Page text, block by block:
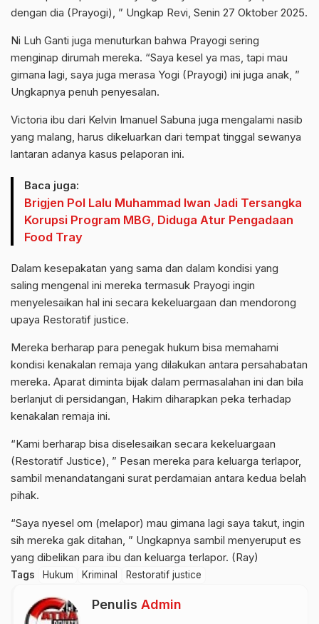
dengan dia (Prayogi), ” Ungkap Revi, Senin 27 Oktober 2025.
Ni Luh Ganti juga menuturkan bahwa Prayogi sering
menginap dirumah mereka. “Saya kesel ya mas, tapi mau
gimana lagi, saya juga merasa Yogi (Prayogi) ini juga anak, ”
Ungkapnya penuh penyesalan.
Victoria ibu dari Kelvin Imanuel Sabuna juga mengalami nasib
yang malang, harus dikeluarkan dari tempat tinggal sewanya
lantaran adanya kasus pelaporan ini.
Baca juga:
Brigjen Pol Lalu Muhammad Iwan Jadi Tersangka
Korupsi Program MBG, Diduga Atur Pengadaan
Food Tray
Dalam kesepakatan yang sama dan dalam kondisi yang
saling mengenal ini mereka termasuk Prayogi ingin
menyelesaikan hal ini secara kekeluargaan dan mendorong
upaya Restoratif justice.
Mereka berharap para penegak hukum bisa memahami
kondisi kenakalan remaja yang dilakukan antara persahabatan
mereka. Aparat diminta bijak dalam permasalahan ini dan bila
berlanjut di persidangan, Hakim diharapkan peka terhadap
kenakalan remaja ini.
“Kami berharap bisa diselesaikan secara kekeluargaan
(Restoratif Justice), ” Pesan mereka para keluarga terlapor,
sambil menandatangani surat perdamaian antara kedua belah
pihak.
“Saya nyesel om (melapor) mau gimana lagi saya takut, ingin
sih mereka gak ditahan, ” Ungkapnya sambil menyeruput es
yang dibelikan para ibu dan keluarga terlapor. (Ray)
Tags Hukum Kriminal Restoratif justice
Penulis Admin